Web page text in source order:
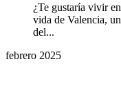
¿Te gustaría vivir
vida de Valencia,
del...
febrero 2025